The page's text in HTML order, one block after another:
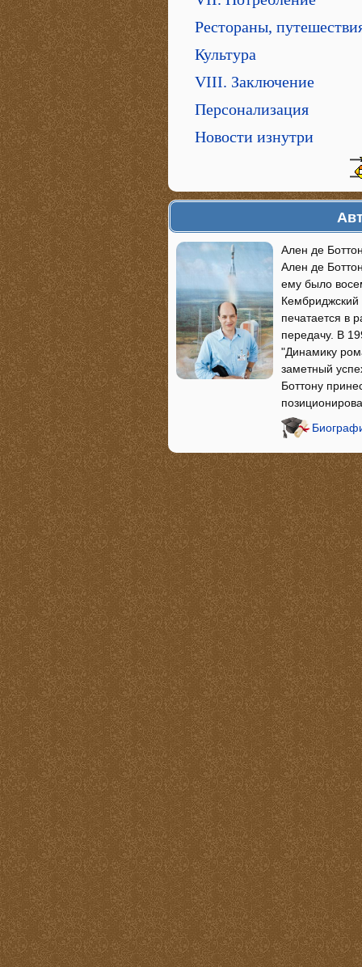
Рестораны,
Культура
VIII. Заключение
Персонализация
Новости изнутри
Ален де
Ален де
ему было
Кембриджский
печатается в
передачу. В
"Динамику
заметный
Боттону